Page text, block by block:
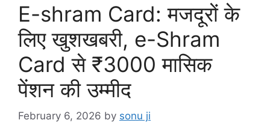
E-shram Card: मजदूरों के
लिए खुशखबरी, e-Shram
Card से ₹3000 मासिक
पेंशन की उम्मीद
February 6, 2026 by sonu ji